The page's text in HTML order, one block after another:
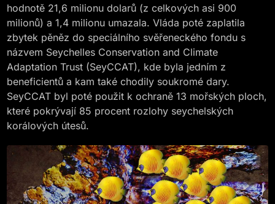
hodnotě 21,6 milionu dolarů (z celkových asi 900
milionů) a 1,4 milionu umazala. Vláda poté zaplatila
zbytek pěněz do speciálního svěřeneckého fondu s
názvem Seychelles Conservation and Climate
Adaptation Trust (SeyCCAT), kde byla jedním z
beneficientů a kam také chodily soukromé dary.
SeyCCAT byl poté použit k ochraně 13 mořských ploch,
které pokrývají 85 procent rozlohy seychelských
korálových útesů.